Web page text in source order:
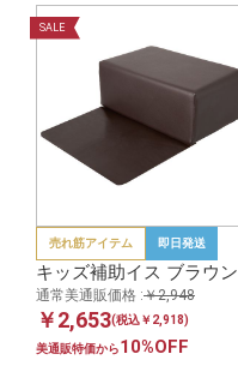
SALE
売れ筋アイテム 即日発送
キッズ補助イス ブラウン
通常美通販価格 :￥2,948
￥2,653(税込￥2,918)
美通販特価から10%OFF